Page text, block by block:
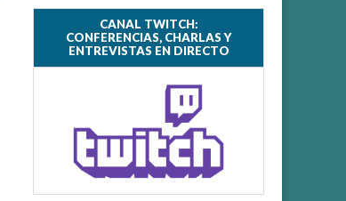
CANAL TWITCH:
CONFERENCIAS, CHARLAS Y
ENTREVISTAS EN DIRECTO